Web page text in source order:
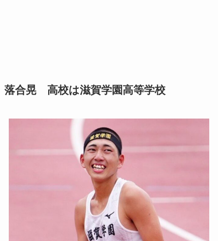
落合晃 高校は滋賀学園高等学校